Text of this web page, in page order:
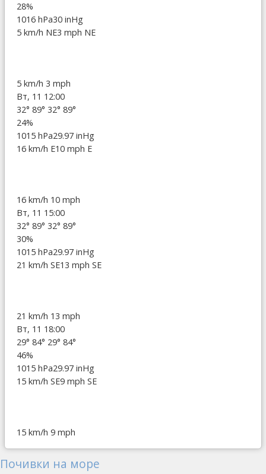
28%
1016 hPa30 inHg
5 km/h NE3 mph NE
5 km/h 3 mph
Вт, 11 12:00
32° 89° 32° 89°
24%
1015 hPa29.97 inHg
16 km/h E10 mph E
16 km/h 10 mph
Вт, 11 15:00
32° 89° 32° 89°
30%
1015 hPa29.97 inHg
21 km/h SE13 mph SE
21 km/h 13 mph
Вт, 11 18:00
29° 84° 29° 84°
46%
1015 hPa29.97 inHg
15 km/h SE9 mph SE
15 km/h 9 mph
Почивки на море